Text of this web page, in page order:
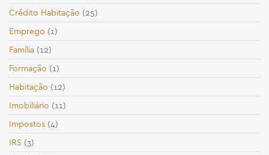
Crédito Habitação (25)
Emprego (1)
Família (12)
Formação (1)
Habitação (12)
Imobiliário (11)
Impostos (4)
IRS (3)